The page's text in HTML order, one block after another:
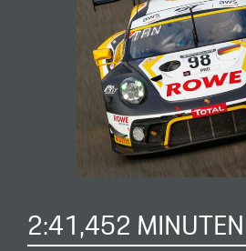
2:41,452 MINUTEN